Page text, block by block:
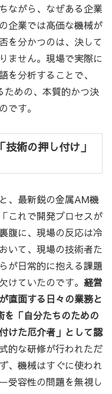
ながら、なぜある企業
企業では高価な機械が
を分かつのは、決して
ません。現場で実際に
を分析することで、
ための、本質的かつ決
です。
術の押し付け」
、最新鋭の金属AM機
これで開発プロセスが
腹に、現場の反応は冷
いて、現場の技術者た
が日常的に抱える課題
けていたのです。 経営
直面する日々の業務と
「自分たちのための
けた厄介者」として認
的な研修が行われただ
、機械はすぐに使われ
受容性の問題を無視し